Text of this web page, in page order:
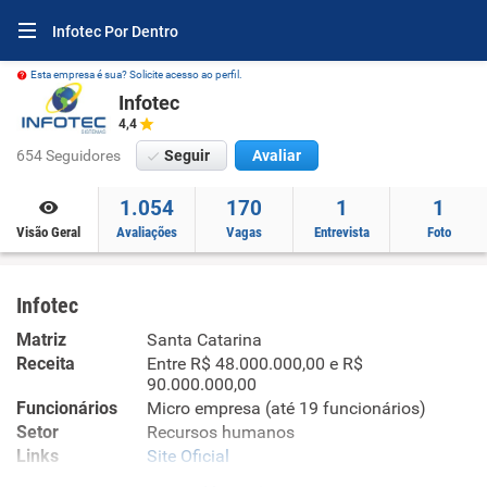
Infotec Por Dentro
Esta empresa é sua? Solicite acesso ao perfil.
Infotec
4,4
654 Seguidores Seguir Avaliar
Visão Geral
1.054
Avaliações
170
Vagas
1
Entrevista
1
Foto
Infotec
Matriz
Santa Catarina
Receita
Entre R$ 48.000.000,00 e R$
90.000.000,00
Funcionários
Micro empresa (até 19 funcionários)
Setor
Recursos humanos
Links
Site Oficial